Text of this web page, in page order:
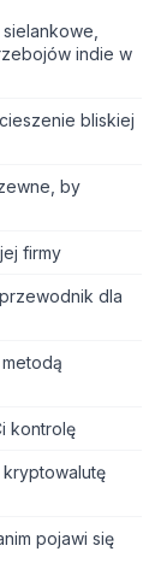
indie w
bliskiej
by
firmy
dla
kontrolę
pojawi się